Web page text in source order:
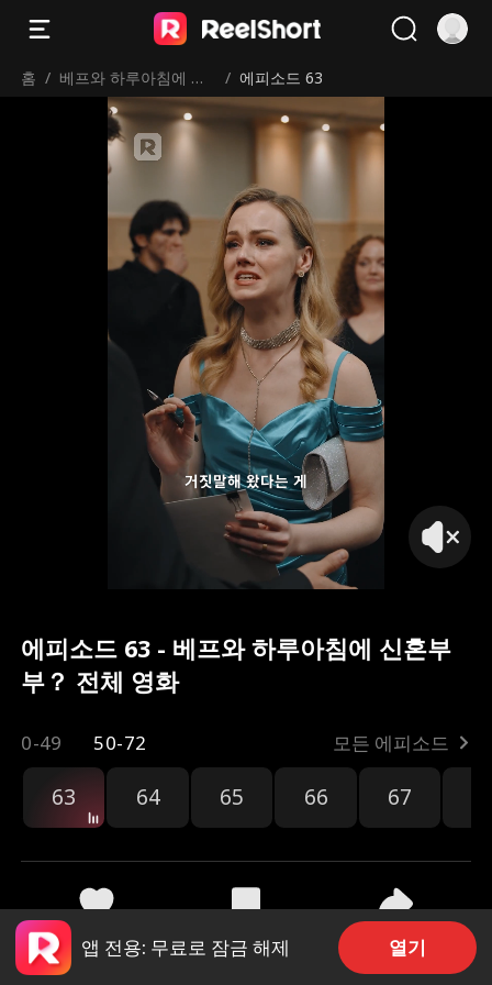
홈 / 베프와 하루아침에 신
혼부부？
/ 에피소드 63
너무 큰 상처였어
에피소드 63 - 베프와 하루아침에 신혼부
부？ 전체 영화
0-49 50-72 모든 에피소드
63 64 65 66 67
546 368 공유
앱 전용: 무료로 잠금 해제 열기